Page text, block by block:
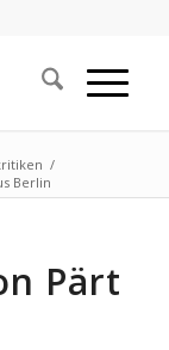
/
Berlin
Pärt